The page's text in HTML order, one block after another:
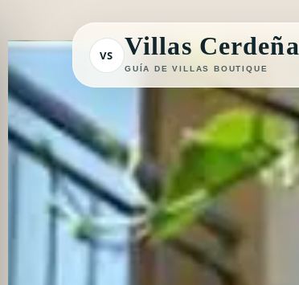
VS Villas Cerdeña
GUÍA DE VILLAS BOUTIQUE